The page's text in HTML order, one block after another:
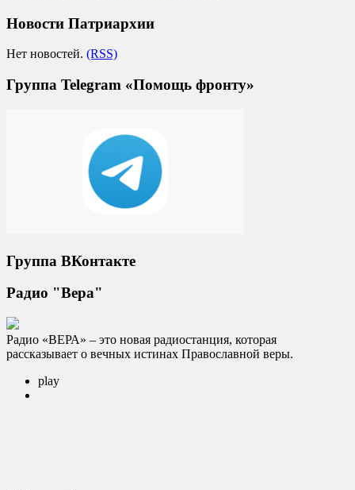
Новости Патриархии
Нет новостей. (RSS)
Группа Telegram «Помощь фронту»
Группа ВКонтакте
Радио "Вера"
Радио «ВЕРА» – это новая радиостанция, которая
рассказывает о вечных истинах Православной веры.
play